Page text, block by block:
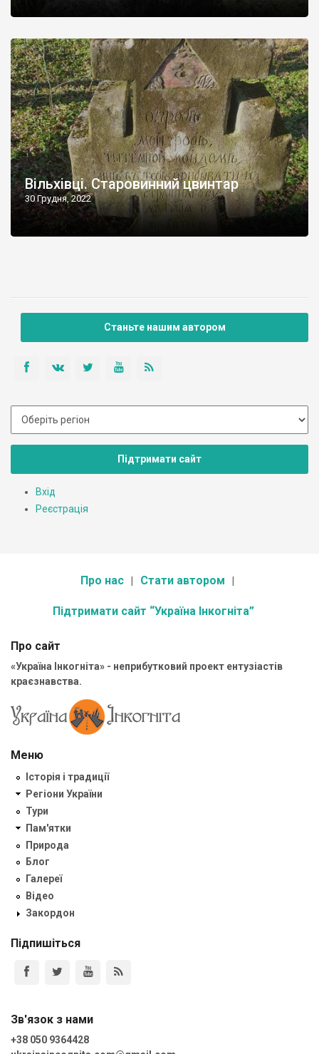
Вільхівці. Старовинний цвинтар
30 Грудня, 2022
Станьте нашим автором
Підтримати сайт
Вхід
Реєстрація
Про нас Стати автором
Підтримати сайт “Україна Інкогніта”
Про сайт
«Україна Інкогніта» - неприбутковий проект ентузіастів
краєзнавства.
Меню
Історія і традиції
Регіони України
Тури
Пам'ятки
Природа
Блог
Галереї
Відео
Закордон
Підпишіться
Зв'язок з нами
+38 050 9364428